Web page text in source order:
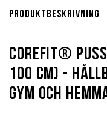
Produktbeskrivning
Corefit®
100 cm) -
gym och